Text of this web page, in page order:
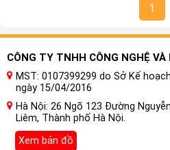
1
CÔNG TY TNHH CÔNG NGHỆ VÀ
MST: 0107399299 do Sở Kế
ngày 15/04/2016
Hà Nội: 26 Ngõ 123 Đường
Liêm, Thành phố Hà Nội.
Xem bản đồ